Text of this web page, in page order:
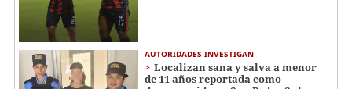
AUTORIDADES INVESTIGAN
Localizan sana y salva a menor
de 11 años reportada como